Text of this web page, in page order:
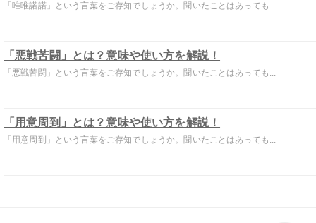
「唯唯諾諾」という言葉をご存知でしょうか。聞いたことはあっても...
「悪戦苦闘」とは？意味や使い方を解説！
「悪戦苦闘」という言葉をご存知でしょうか。聞いたことはあっても...
「用意周到」とは？意味や使い方を解説！
「用意周到」という言葉をご存知でしょうか。聞いたことはあっても...